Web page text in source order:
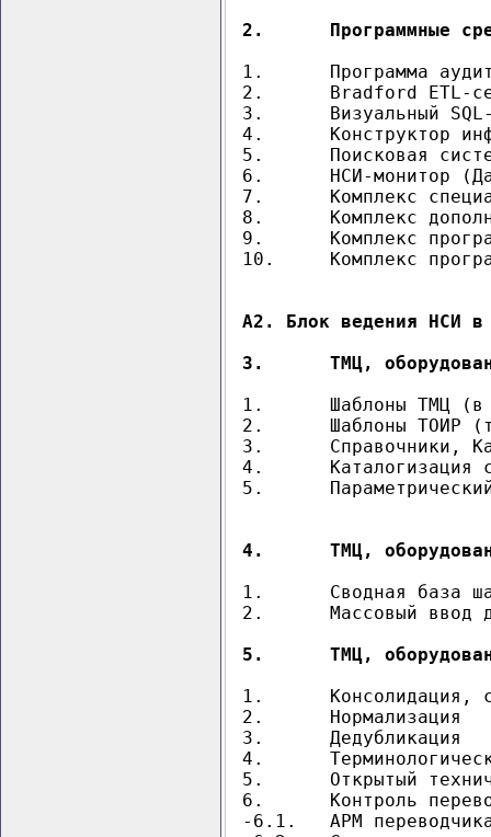
2.
1.	Программа аудита исходных баз данных
2.	Bradford ETL-сервер с дизайнером схем-сценариев и планировщиком задач, в т.ч. для настройки RPA-и классических роботов для автоматизации процессов обработки
3.	Визуальный SQL-дизайнер
4.	Конструктор информационных витрин
5.	Поисковая система ПК Брэдфорд
6.	НСИ-монитор (Дата-монитор) для визуализации данных и беспрограммной настройки сценариев их обработки
7.	Комплекс специальных задач обработки данных в составе НСИ-монитора (более 20-ти)
8.	Комплекс дополнительных программных модулей обработки данных (более 20-ти)
9.	Комплекс программ и решений для работы с файлами MS EXCEL (импорт, экспорт, структурирование данных)
10.	Комплекс программ (Линейный конструктор, ДокХран, Свод) для автоматизации экспертной работы в области предобработки данных и ввода информации
А2. Блок ведения НСИ
3.	ТМЦ,
1.	Шаблоны ТМЦ (в т.ч. предзаполненные)
2.	Шаблоны ТОИР (техпаспорта оборудования, классификатор работ по ТОИР и эксплуатации)
3.	Справочники, Каталоги ТМЦ, оборудования (в т.ч. прямой импорт из шаблонов)
4.	Каталогизация согласно ГОСТ Р ИСО 22745
4.	ТМЦ,
1.	Сводная база шаблонов
2.	Массовый ввод данных в шаблоны
5.	ТМЦ,
1.	Консолидация, создание Сводных справочников ТМЦ, оборудования
2.	Нормализация
3.	Дедубликация
4.	Терминологический контроль (+Сборники технических терминов+Биржа техконтента)
5.	Открытый технический словарь eOTD ГОСТ Р ИСО 22745
6.	Контроль перевода англоязычных наименований
-6.1.	АРМ переводчика технических терминов